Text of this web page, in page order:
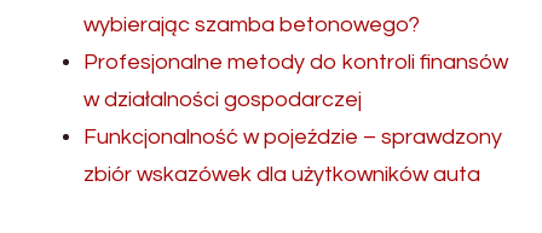
wybierając szamba betonowego?
Profesjonalne metody do kontroli finansów
w działalności gospodarczej
Funkcjonalność w pojeździe – sprawdzony
zbiór wskazówek dla użytkowników auta